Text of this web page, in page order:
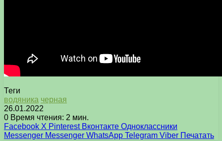
Теги
водяника черная
26.01.2022
0 Время чтения: 2 мин.
Facebook X Pinterest Вконтакте Одноклассники
Messenger Messenger WhatsApp Telegram Viber Печатать